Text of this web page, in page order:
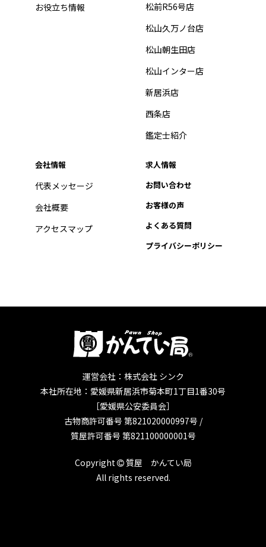
お役立ち情報
松前R56号店
松山久万ノ台店
松山朝生田店
松山インター店
新居浜店
西条店
鑑定士紹介
会社情報
代表メッセージ
会社概要
アクセスマップ
求人情報
お問い合わせ
お客様の声
よくある質問
プライバシーポリシー
運営会社：株式会社 シンク
本社所在地：愛媛県新居浜市菊本町1丁目1番30号
［愛媛県公安委員会］
古物商許可番号 第821020000997号 /
質屋許可番号 第821100000001号
Copyright
質屋 かんてい局
All rights reserved.